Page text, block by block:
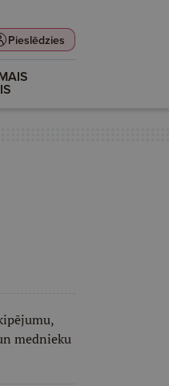
Pieslēdzies
mednieku